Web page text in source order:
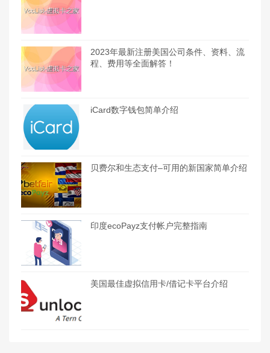
2023年最新注册美国公司条件、资料、流
程、费用等全面解答！
iCard数字钱包简单介绍
贝费尔和生态支付–可用的新国家简单介绍
印度ecoPayz支付帐户完整指南
美国最佳虚拟信用卡/借记卡平台介绍